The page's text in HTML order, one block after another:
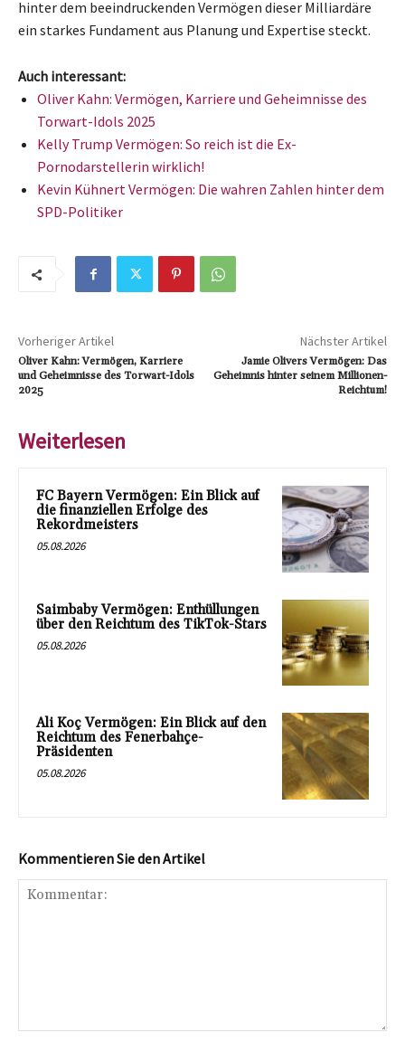
hinter dem beeindruckenden Vermögen dieser Milliardäre
ein starkes Fundament aus Planung und Expertise steckt.
Auch interessant:
Oliver Kahn: Vermögen, Karriere und Geheimnisse des
Torwart-Idols 2025
Kelly Trump Vermögen: So reich ist die Ex-
Pornodarstellerin wirklich!
Kevin Kühnert Vermögen: Die wahren Zahlen hinter dem
SPD-Politiker
Vorheriger Artikel
Oliver Kahn: Vermögen, Karriere
und Geheimnisse des Torwart-Idols
2025
Nächster Artikel
Jamie Olivers Vermögen: Das
Geheimnis hinter seinem Millionen-
Reichtum!
Weiterlesen
FC Bayern Vermögen: Ein Blick auf
die finanziellen Erfolge des
Rekordmeisters
05.08.2026
Saimbaby Vermögen: Enthüllungen
über den Reichtum des TikTok-Stars
05.08.2026
Ali Koç Vermögen: Ein Blick auf den
Reichtum des Fenerbahçe-
Präsidenten
05.08.2026
Kommentieren Sie den Artikel